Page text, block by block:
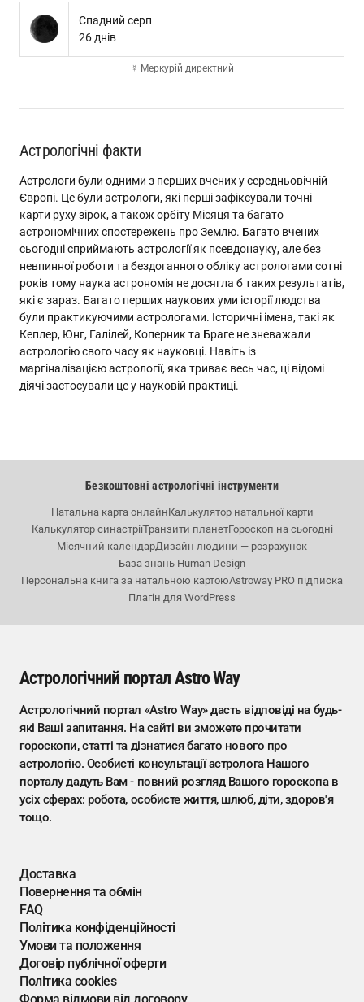
Спадний серп
26 днів
☿ Меркурій директний
Астрологічні факти
Астрологи були одними з перших вчених у середньовічній
Європі. Це були астрологи, які перші зафіксували точні
карти руху зірок, а також орбіту Місяця та багато
астрономічних спостережень про Землю. Багато вчених
сьогодні сприймають астрології як псевдонауку, але без
невпинної роботи та бездоганного обліку астрологами сотні
років тому наука астрономія не досягла б таких результатів,
які є зараз. Багато перших наукових уми історії людства
були практикуючими астрологами. Історичні імена, такі як
Кеплер, Юнг, Галілей, Коперник та Браге не зневажали
астрологію свого часу як науковці. Навіть із
маргіналізацією астрології, яка триває весь час, ці відомі
діячі застосували це у науковій практиці.
Безкоштовні астрологічні інструменти
Натальна карта онлайнКалькулятор натальної карти
Калькулятор синастріїТранзити планетГороскоп на сьогодні
Місячний календарДизайн людини — розрахунок
База знань Human Design
Персональна книга за натальною картоюAstroway PRO підписка
Плагін для WordPress
Астрологічний портал Astro Way
Астрологічний портал «Astro Way» дасть відповіді на будь-
які Ваші запитання. На сайті ви зможете прочитати
гороскопи, статті та дізнатися багато нового про
астрологію. Особисті консультації астролога Нашого
порталу дадуть Вам - повний розгляд Вашого гороскопа в
усіх сферах: робота, особисте життя, шлюб, діти, здоров'я
тощо.
Доставка
Повернення та обмін
FAQ
Політика конфіденційності
Умови та положення
Договір публічної оферти
Політика cookies